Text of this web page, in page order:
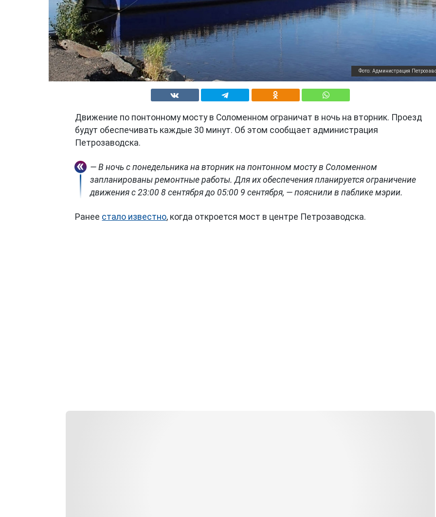
Фото: Администрация
Движение по понтонному мосту в Соломенном ограничат в ночь на вторник. Проезд
будут обеспечивать каждые 30 минут. Об этом сообщает администрация
Петрозаводска.
— В ночь с понедельника на вторник на понтонном мосту в Соломенном
запланированы ремонтные работы. Для их обеспечения планируется ограничение
движения с 23:00 8 сентября до 05:00 9 сентября, — пояснили в паблике мэрии.
Ранее стало известно, когда откроется мост в центре Петрозаводска.